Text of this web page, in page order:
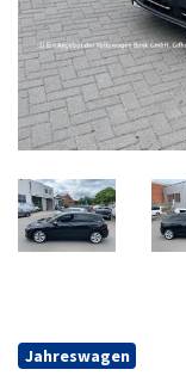
Jahreswagen